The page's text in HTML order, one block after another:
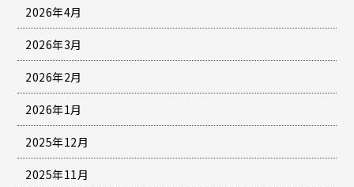
2026年4月
2026年3月
2026年2月
2026年1月
2025年12月
2025年11月